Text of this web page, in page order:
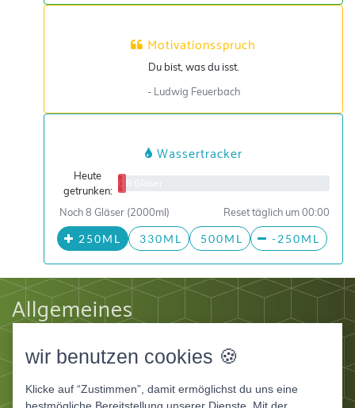
Motivationsspruch
Du bist, was du isst.
- Ludwig Feuerbach
Wassertracker
Heute
getrunken:
0/8 Gläser
Noch 8 Gläser (2000ml) Reset täglich um 00:00
250ML 330ML 500ML -250ML
Allgemeines
Datenschutz
wir benutzen cookies 🍪
Klicke auf “Zustimmen”, damit ermöglichst du uns eine